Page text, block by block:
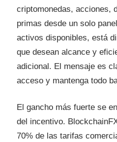
criptomonedas, acciones,
primas desde un solo
activos disponibles, está
que desean alcance y
adicional. El mensaje es
acceso y mantenga todo
El gancho más fuerte se
del incentivo.
70% de las tarifas